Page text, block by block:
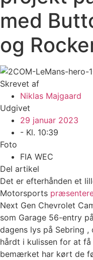
med
og
Skrevet af
Niklas Majgaard
Udgivet
29 januar 2023
- Kl. 10:39
Foto
FIA WEC
Del artikel
Det er efterhånden et
Motorsports
Next Gen Chevrolet
som Garage 56-entry
dagens lys på Sebring
hårdt i kulissen for at
bemærket har kørt de